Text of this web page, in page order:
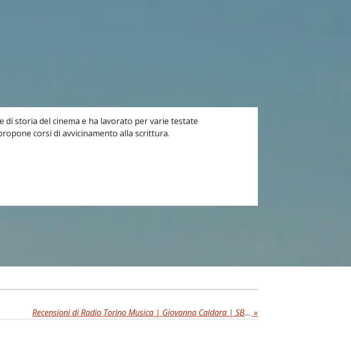
storia del cinema e ha lavorato per varie testate
corsi di avvicinamento alla scrittura.
Recensioni di Radio Torino Musica | Giovanna Caldara | SBS Edizioni »